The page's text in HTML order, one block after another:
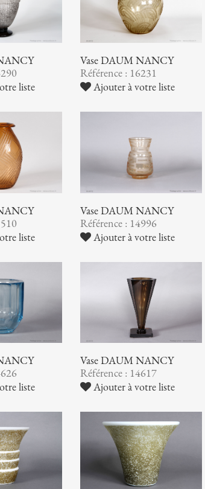
liste
Vase DAUM NANCY
Référence : 16231
Ajouter à votre liste
liste
Vase DAUM NANCY
Référence : 14996
Ajouter à votre liste
liste
Vase DAUM NANCY
Référence : 14617
Ajouter à votre liste